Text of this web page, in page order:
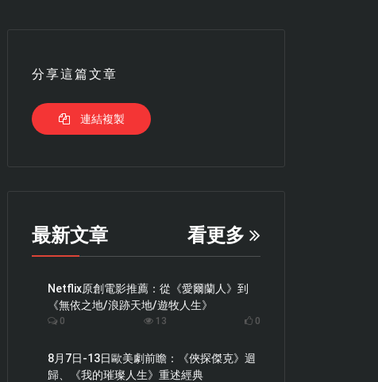
分享這篇文章
連結複製
最新文章 看更多
Netflix原創電影推薦：從《愛爾蘭人》到
《無依之地/浪跡天地/遊牧人生》
0 13 0
8月7日-13日歐美劇前瞻：《俠探傑克》迴
歸、《我的璀璨人生》重述經典